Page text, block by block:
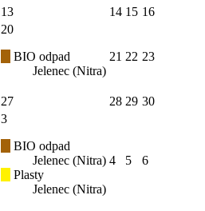
13 14 15 16
20
BIO odpad
Jelenec (Nitra)
21 22 23
27 28 29 30
3
BIO odpad
Jelenec (Nitra)
Plasty
Jelenec (Nitra)
4 5 6